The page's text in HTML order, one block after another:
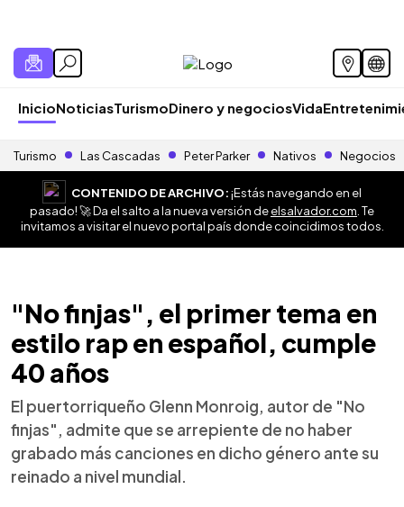
InicioNoticiasTurismoDinero y negociosVida
Turismo Las Cascadas Peter Parker Nativos Negocios
CONTENIDO DE ARCHIVO:¡Estás navegando en el
pasado! 🚀 Da el salto a la nueva versión deelsalvador.com . Te
invitamos a visitar el nuevo portal país donde coincidimos todos.
"No finjas", el primer tema en
estilo rap en español, cumple
40 años
El puertorriqueño Glenn Monroig, autor de "No
finjas", admite que se arrepiente de no haber
grabado más canciones en dicho género ante su
reinado a nivel mundial.